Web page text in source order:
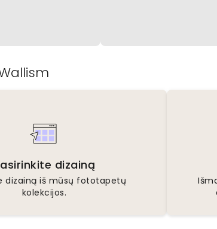
dizainą
dizainą iš mūsų fototapetų
kolekcijos.